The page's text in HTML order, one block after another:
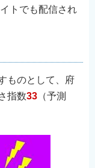
トでも配信され
ものとして、府
指数33 （予測